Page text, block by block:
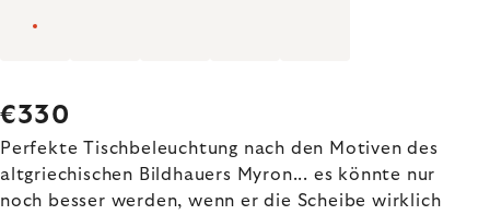
€330
Perfekte Tischbeleuchtung nach den Motiven des
altgriechischen Bildhauers Myron... es könnte nur
noch besser werden, wenn er die Scheibe wirklich